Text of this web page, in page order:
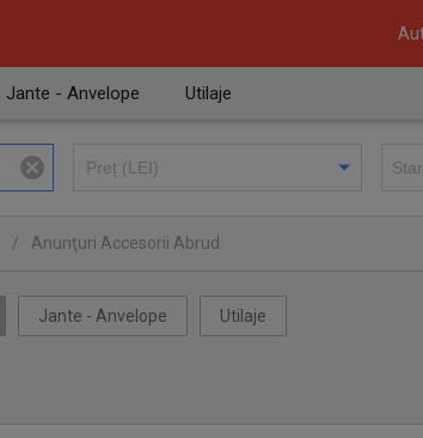
Jante - Anvelope Utilaje
/ Anunţuri Accesorii Abrud
Jante - Anvelope Utilaje